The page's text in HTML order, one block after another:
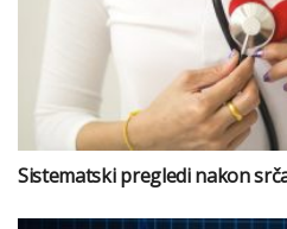
Sistematski pregledi nakon